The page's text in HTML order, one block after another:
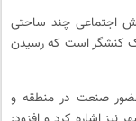
اجتماعی چند ساحتی
کنشگر است که رسیدن
صنعت در منطقه و